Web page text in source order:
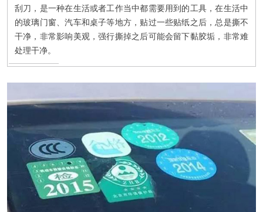
刮刀，是一种在生活或者工作当中都需要用到的工具，在生活中
的玻璃门窗、汽车和桌子等地方，贴过一些贴纸之后，总是撕不
干净，非常影响美观，强行撕掉之后可能会留下黏胶垢，非常难
处理干净。